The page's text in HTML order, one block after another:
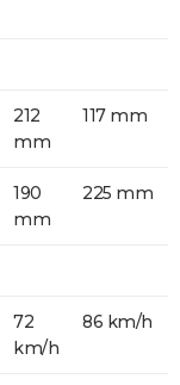
212
mm
117 mm
190
mm
225 mm
72
km/h
86 km/h